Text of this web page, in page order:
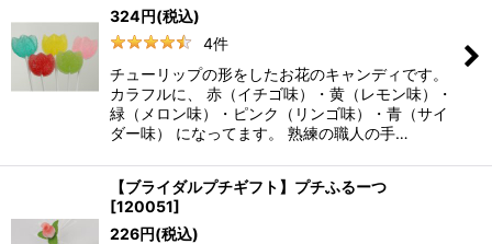
324円(税込)
4件
チューリップの形をしたお花のキャンディです。
カラフルに、 赤（イチゴ味）・黄（レモン味）・
緑（メロン味）・ピンク（リンゴ味）・青（サイ
ダー味） になってます。 熟練の職人の手…
【ブライダルプチギフト】プチふるーつ
[120051]
226円(税込)